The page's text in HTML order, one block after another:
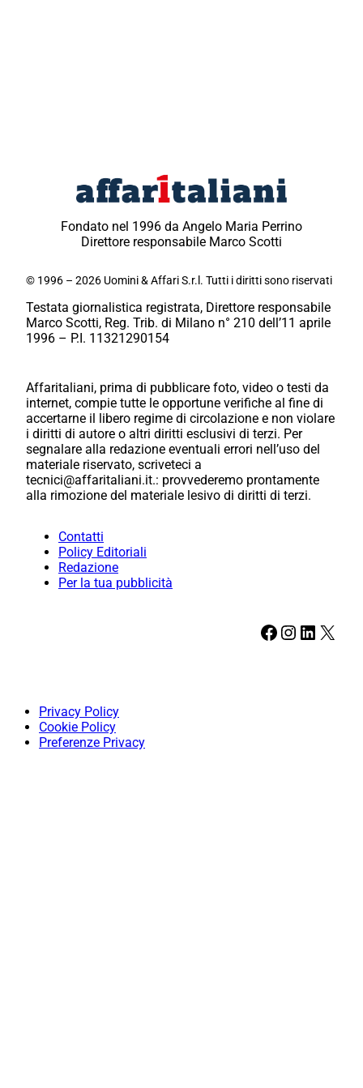
Fondato nel 1996 da Angelo Maria Perrino
Direttore responsabile Marco Scotti
© 1996 – 2026 Uomini & Affari S.r.l. Tutti i diritti sono riservati
Testata giornalistica registrata, Direttore responsabile
Marco Scotti, Reg. Trib. di Milano n° 210 dell’11 aprile
1996 – P.I. 11321290154
Affaritaliani, prima di pubblicare foto, video o testi da
internet, compie tutte le opportune verifiche al fine di
accertarne il libero regime di circolazione e non violare
i diritti di autore o altri diritti esclusivi di terzi. Per
segnalare alla redazione eventuali errori nell’uso del
materiale riservato, scriveteci a
tecnici@affaritaliani.it.: provvederemo prontamente
alla rimozione del materiale lesivo di diritti di terzi.
Contatti
Policy Editoriali
Redazione
Per la tua pubblicità
Facebook Instagram LinkedIn X
Privacy Policy
Cookie Policy
Preferenze Privacy